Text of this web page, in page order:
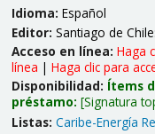
Idioma: Español
Editor: Santiago de
Acceso en línea: Haga
línea | Haga clic para
Disponibilidad: Ítems
préstamo: Signatura
Listas: Caribe-Energía